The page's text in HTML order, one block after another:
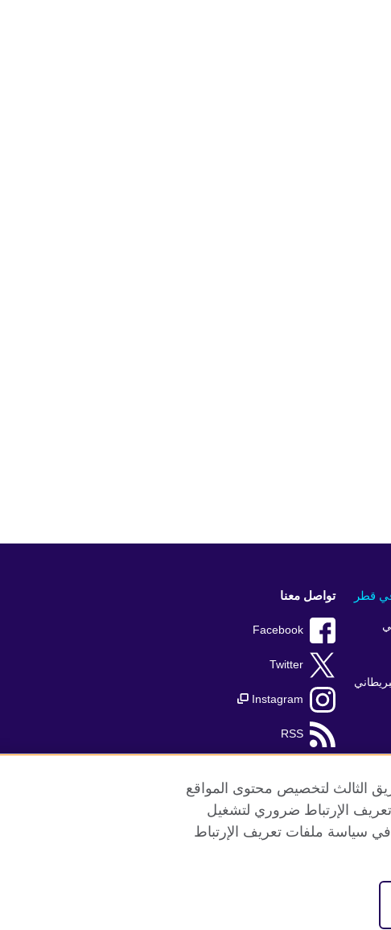
قطر تواصل معنا
Facebook
Twitter
Instagram
RSS
الثالث لتخصيص محتوى المواقع
تعريف الإرتباط ضروري لتشغيل
سياسة ملفات تعريف الإرتباط